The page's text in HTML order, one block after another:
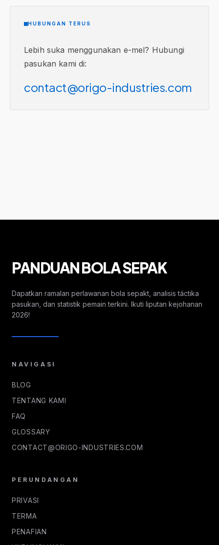
HUBUNGAN TERUS
Lebih suka menggunakan e-mel? Hubungi
pasukan kami di:
contact@origo-industries.com
PANDUAN BOLA SEPAK
Dapatkan ramalan perlawanan bola sepakt, analisis táctika
pasukan, dan statistik pemain terkini. Ikuti liputan kejohanan
2026!
NAVIGASI
BLOG
TENTANG KAMI
FAQ
GLOSSARY
CONTACT@ORIGO-INDUSTRIES.COM
PERUNDANGAN
PRIVASI
TERMA
PENAFIAN